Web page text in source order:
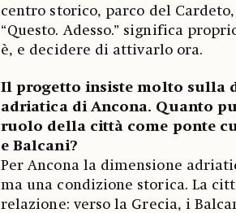
centro storico, parco del
“Questo. Adesso.” significa
è, e decidere di attivarlo ora.
Il progetto insiste molto sulla
adriatica di Ancona. Quanto
ruolo della città come ponte
e Balcani?
Per Ancona la dimensione
ma una condizione storica. La
relazione: verso la Grecia, i